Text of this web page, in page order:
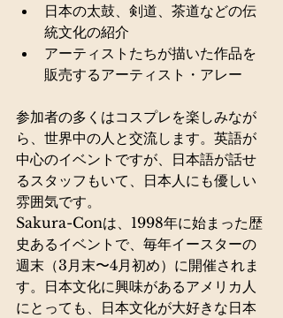
日本の太鼓、剣道、茶道などの伝
統文化の紹介
アーティストたちが描いた作品を
販売するアーティスト・アレー
参加者の多くはコスプレを楽しみなが
ら、世界中の人と交流します。英語が
中心のイベントですが、日本語が話せ
るスタッフもいて、日本人にも優しい
雰囲気です。
Sakura-Conは、1998年に始まった歴
史あるイベントで、毎年イースターの
週末（3月末〜4月初め）に開催されま
す。日本文化に興味があるアメリカ人
にとっても、日本文化が大好きな日本